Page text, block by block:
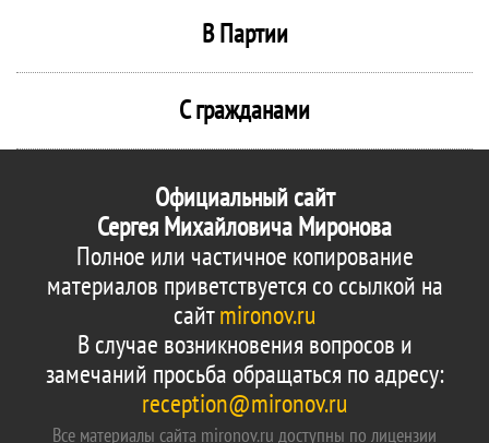
В Партии
С гражданами
Официальный сайт
Сергея Михайловича Миронова
Полное или частичное копирование
материалов приветствуется со ссылкой на
сайтmironov.ru
В случае возникновения вопросов и
замечаний просьба обращаться по адресу:
reception@mironov.ru
Все материалы сайта mironov.ru доступны по лицензии